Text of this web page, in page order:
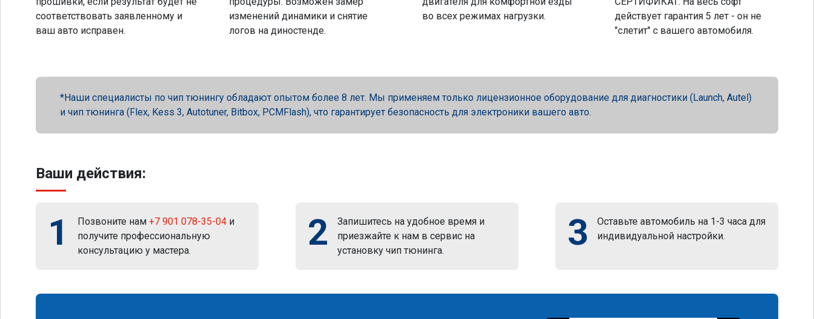
соответствовать заявленному и
ваш авто исправен.
изменений динамики и снятие
логов на диностенде.
во всех режимах нагрузки.
действует гарантия 5 лет - он не
"слетит" с вашего автомобиля.
Наши специалисты по чип тюнингу обладают опытом более 8 лет. Мы применяем только лицензионное оборудование для диагностики (Launch, Autel)
и чип тюнинга (Flex, Kess 3, Autotuner, Bitbox, PCMFlash), что гарантирует безопасность для электроники вашего авто.
Ваши действия:
1 Позвоните нам +7 901 078-35-04 и
получите профессиональную
консультацию у мастера.
2
Запишитесь на удобное время и
приезжайте к нам в сервис на
установку чип тюнинга.
3
Оставьте автомобиль на 1-3 часа для
индивидуальной настройки.